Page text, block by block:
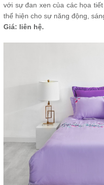
với sự đan xen của các họa
thể hiện cho sự năng động,
Giá: liên hệ.